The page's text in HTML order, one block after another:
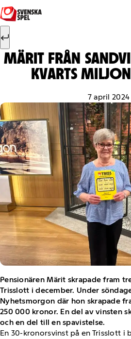
Hoppa till innehåll
Sök efter:
MÄRIT FRÅN
KVARTS
7 april 2024
Pensionären Märit skrapade fram
Trisslott i december. Under
Nyhetsmorgon där hon skrapade
250 000 kronor. En del av vinsten
och en del till en spavistelse.
En 30-kronorsvinst på en Trisslott i